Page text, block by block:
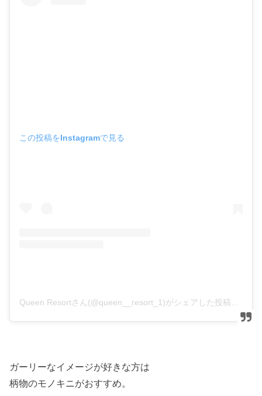
この投稿をInstagramで見る
Queen Resortさん(@queen__resort_1)がシェアした投稿
ガーリーなイメージが好きな方は
柄物のモノキニがおすすめ。